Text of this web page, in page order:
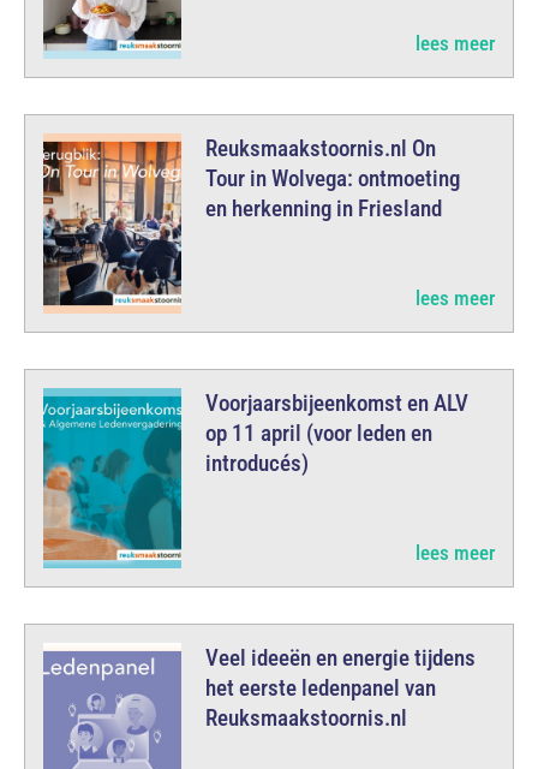
lees meer
Reuksmaakstoornis.nl On
Tour in Wolvega: ontmoeting
en herkenning in Friesland
lees meer
Voorjaarsbijeenkomst en ALV
op 11 april (voor leden en
introducés)
lees meer
Veel ideeën en energie tijdens
het eerste ledenpanel van
Reuksmaakstoornis.nl